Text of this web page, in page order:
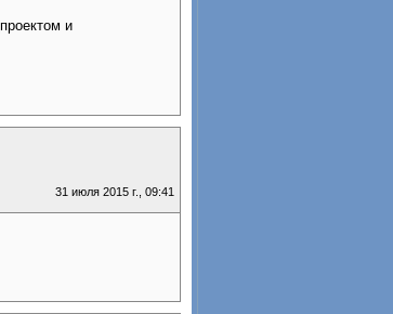
и
31 июля 2015 г., 09:41